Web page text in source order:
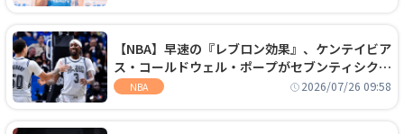
【NBA】早速の『レブロン効果』、ケンテイビア
ス・コールドウェル・ポープがセブンティシクサ
ーズに1年契約で加入
NBA 2026/07/26 09:58